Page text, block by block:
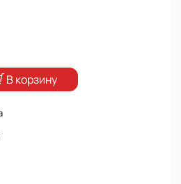
В корзину